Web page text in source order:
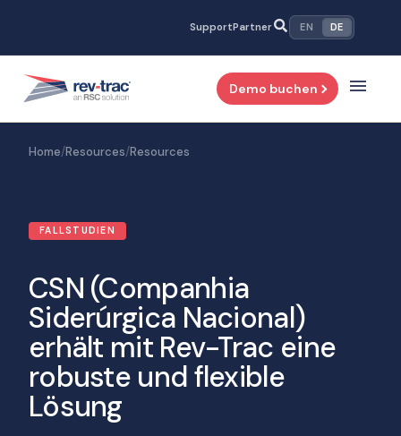
springen
SupportPartner EN DE
Demo buchen
Home/Resources/Resources
FALLSTUDIEN
CSN (Companhia
Siderúrgica Nacional)
erhält mit Rev-Trac eine
robuste und flexible
Lösung